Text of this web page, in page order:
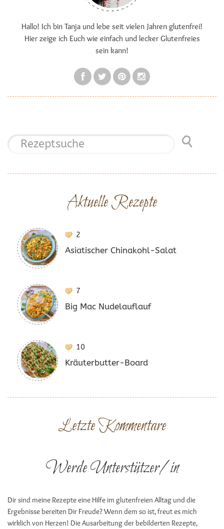
Hallo! Ich bin Tanja und lebe seit vielen Jahren glutenfrei!
Hier zeige ich Euch wie einfach und lecker Glutenfreies
sein kann!
Aktuelle Rezepte
2
Asiatischer Chinakohl-Salat
7
Big Mac Nudelauflauf
10
Kräuterbutter-Board
Letzte Kommentare
Werde Unterstützer/in
Dir sind meine Rezepte eine Hilfe im glutenfreien Alltag und die
Ergebnisse bereiten Dir Freude? Wenn dem so ist, freut es mich
wirklich von Herzen! Die Ausarbeitung der bebilderten Rezepte,